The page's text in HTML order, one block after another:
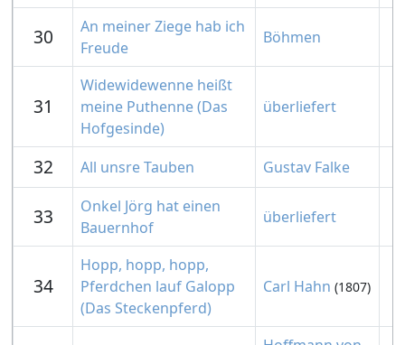
30
An meiner Ziege hab ich
Freude
Böhmen
31
Widewidewenne heißt
meine Puthenne (Das
Hofgesinde)
überliefert
32 All unsre Tauben Gustav Falke
33
Onkel Jörg hat einen
Bauernhof
überliefert
34
Hopp, hopp, hopp,
Pferdchen lauf Galopp
(Das Steckenpferd)
Carl Hahn (1807)